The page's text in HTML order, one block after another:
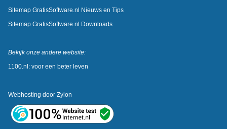
Sitemap GratisSoftware.nl Nieuws en Tips
Sitemap GratisSoftware.nl Downloads
Bekijk onze andere website:
1100.nl: voor een beter leven
Webhosting door Zylon